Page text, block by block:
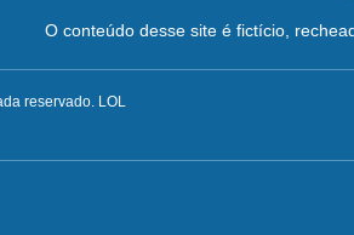
O conteúdo desse site é fictício,
reservado. LOL